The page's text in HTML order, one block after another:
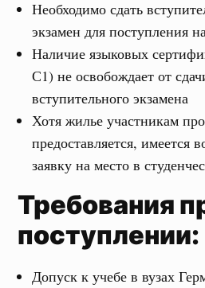
Необходимо сдать
экзамен для поступления
Наличие языковых
С1) не освобождает от
вступительного экзамена
Хотя жилье участникам
предоставляется, имеется
заявку на место в
Требования
поступлении:
Допуск к учебе в вузах